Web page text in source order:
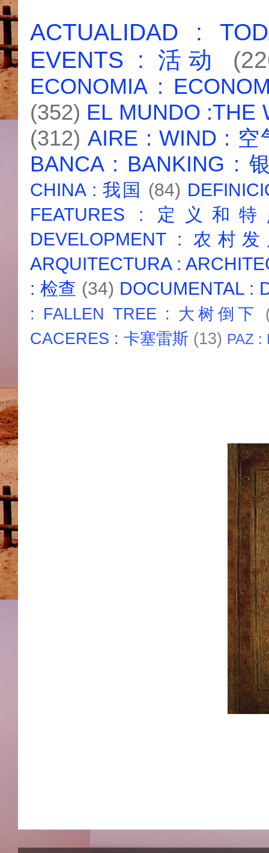
ACTUALIDAD :
EVENTS : 活动
ECONOMIA :
(352) EL MUNDO :THE
(312) AIRE : WIND : 空
BANCA : BANKING :
CHINA : 我国 (84)
FEATURES : 定义和
DEVELOPMENT : 农村
ARQUITECTURA :
: 检查 (34) DOCUMENTAL :
: FALLEN TREE : 大树倒下
CACERES : 卡塞雷斯 (13) PAZ :